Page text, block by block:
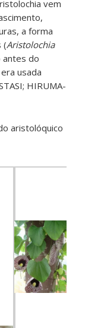
vem
a forma
(Aristolochia
antes do
usada
HIRUMA-
aristolóquico